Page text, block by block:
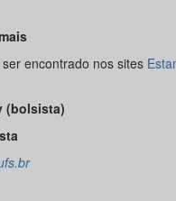
encontrado nos sites
(bolsista)